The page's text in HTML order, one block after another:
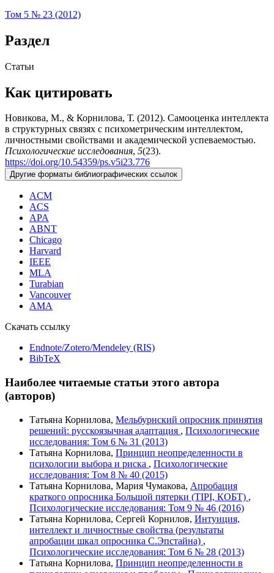
Том 5 № 23 (2012)
Раздел
Статьи
Как цитировать
Новикова, М., & Корнилова, Т. (2012). Самооценка интеллекта
в структурных связях с психометрическим интеллектом,
личностными свойствами и академической успеваемостью.
Психологические исследования, 5(23).
https://doi.org/10.54359/ps.v5i23.776
Другие форматы библиографических ссылок
ACM
ACS
APA
ABNT
Chicago
Harvard
IEEE
MLA
Turabian
Vancouver
AMA
Скачать ссылку
Endnote/Zotero/Mendeley (RIS)
BibTeX
Наиболее читаемые статьи этого автора
(авторов)
Татьяна Корнилова, Мельбурнский опросник принятия
решений: русскоязычная адаптация , Психологические
исследования: Том 6 № 31 (2013)
Татьяна Корнилова, Принцип неопределенности в
психологии выбора и риска , Психологические
исследования: Том 8 № 40 (2015)
Татьяна Корнилова, Мария Чумакова, Апробация
краткого опросника Большой пятерки (TIPI, КОБТ) ,
Психологические исследования: Том 9 № 46 (2016)
Татьяна Корнилова, Сергей Корнилов, Интуиция,
интеллект и личностные свойства (результаты
апробации шкал опросника С.Эпстайна) ,
Психологические исследования: Том 6 № 28 (2013)
Татьяна Корнилова, Принцип неопределенности в